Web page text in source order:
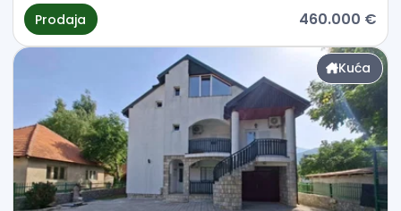
Prodaja 460.000 €
Kuća